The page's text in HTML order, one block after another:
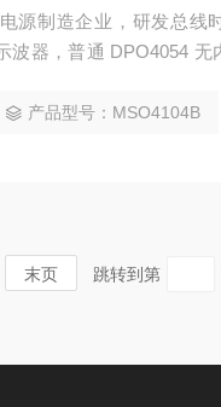
源制造企业，研发总线
器，普通 DPO4054 无
装 Option3 全总线解码、
产品型号：MSO4104B
末页 跳转到第